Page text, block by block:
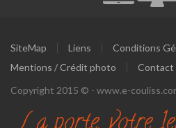
SiteMap Liens
Conditions
Mentions / Crédit photo
Contact
Copyright 2015 © - www.e-